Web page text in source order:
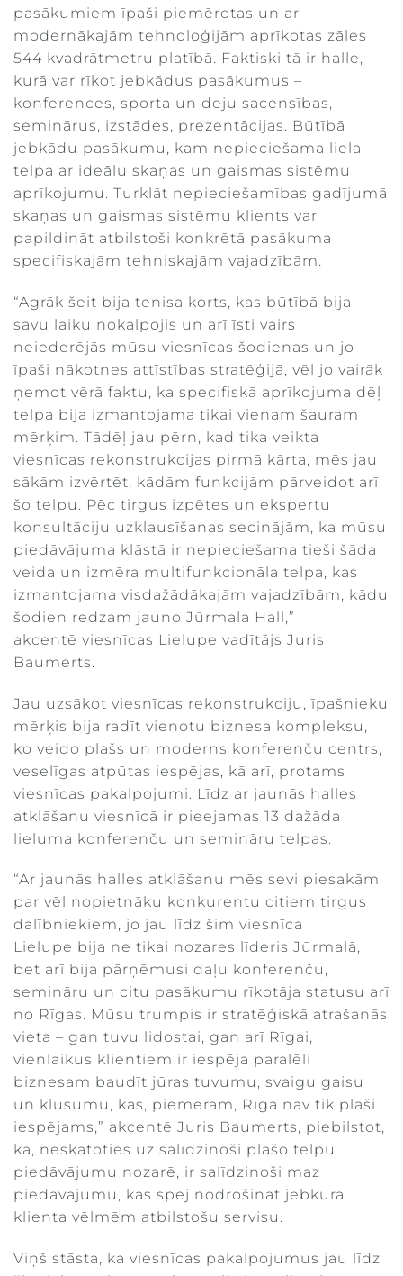
pasākumiem īpaši piemērotas un ar
modernākajām tehnoloģijām aprīkotas zāles
544 kvadrātmetru platībā. Faktiski tā ir halle,
kurā var rīkot jebkādus pasākumus –
konferences, sporta un deju sacensības,
seminārus, izstādes, prezentācijas. Būtībā
jebkādu pasākumu, kam nepieciešama liela
telpa ar ideālu skaņas un gaismas sistēmu
aprīkojumu. Turklāt nepieciešamības gadījumā
skaņas un gaismas sistēmu klients var
papildināt atbilstoši konkrētā pasākuma
specifiskajām tehniskajām vajadzībām.
“Agrāk šeit bija tenisa korts, kas būtībā bija
savu laiku nokalpojis un arī īsti vairs
neiederējās mūsu viesnīcas šodienas un jo
īpaši nākotnes attīstības stratēģijā, vēl jo vairāk
ņemot vērā faktu, ka specifiskā aprīkojuma dēļ
telpa bija izmantojama tikai vienam šauram
mērķim. Tādēļ jau pērn, kad tika veikta
viesnīcas rekonstrukcijas pirmā kārta, mēs jau
sākām izvērtēt, kādām funkcijām pārveidot arī
šo telpu. Pēc tirgus izpētes un ekspertu
konsultāciju uzklausīšanas secinājām, ka mūsu
piedāvājuma klāstā ir nepieciešama tieši šāda
veida un izmēra multifunkcionāla telpa, kas
izmantojama visdažādākajām vajadzībām, kādu
šodien redzam jauno Jūrmala Hall,”
akcentē viesnīcas Lielupe vadītājs Juris
Baumerts.
Jau uzsākot viesnīcas rekonstrukciju, īpašnieku
mērķis bija radīt vienotu biznesa kompleksu,
ko veido plašs un moderns konferenču centrs,
veselīgas atpūtas iespējas, kā arī, protams
viesnīcas pakalpojumi. Līdz ar jaunās halles
atklāšanu viesnīcā ir pieejamas 13 dažāda
lieluma konferenču un semināru telpas.
“Ar jaunās halles atklāšanu mēs sevi piesakām
par vēl nopietnāku konkurentu citiem tirgus
dalībniekiem, jo jau līdz šim viesnīca
Lielupe bija ne tikai nozares līderis Jūrmalā,
bet arī bija pārņēmusi daļu konferenču,
semināru un citu pasākumu rīkotāja statusu arī
no Rīgas. Mūsu trumpis ir stratēģiskā atrašanās
vieta – gan tuvu lidostai, gan arī Rīgai,
vienlaikus klientiem ir iespēja paralēli
biznesam baudīt jūras tuvumu, svaigu gaisu
un klusumu, kas, piemēram, Rīgā nav tik plaši
iespējams,” akcentē Juris Baumerts, piebilstot,
ka, neskatoties uz salīdzinoši plašo telpu
piedāvājumu nozarē, ir salīdzinoši maz
piedāvājumu, kas spēj nodrošināt jebkura
klienta vēlmēm atbilstošu servisu.
Viņš stāsta, ka viesnīcas pakalpojumus jau līdz